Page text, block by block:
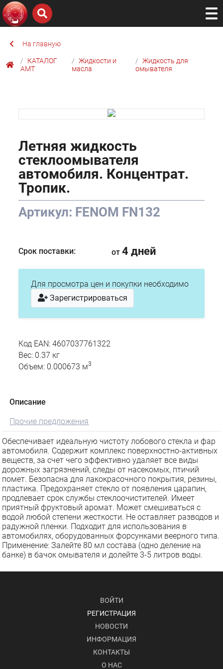
На главную
КАТАЛОГ
AMТ
Жидкости и
масла
Жидкость для
омывателя
Летняя жидкость
стеклоомывателя
автомобиля. Концентрат.
Тропик.
Артикул: FENOM FN132
Срок поставки: от 4 дней
Для просмотра цен и покупки необходимо
Зарегистрироваться
Код EAN: 4607037761322
Вес: 0.37 кг
Объем: 0.000673 м3
Описание
Прочие предложения
Обеспечивает идеальную чистоту лобового стекла и фар
автомобиля. Содержит комплекс поверхностно-активных
веществ, за счет чего эффективно удаляет все виды
дорожных загрязнений, следы от насекомых, птичий
помет. Безопасна для лакокрасочного покрытия, резины,
пластика. Предохраняет стекло от появления царапин,
продлевает срок службы стеклоочистителей. Имеет
приятный фруктовый аромат. Может смешиваться с
водой любой степени жесткости. Не оставляет разводов и
радужной пленки. Подходит для использования в
автомобилях, оборудованных форсунками веерного типа.
Применение: Залейте 80 мл состава (одно деление на
банке) в бачок омывателя и долейте 3-5 литров воды.
ВОЙТИ
РЕГИСТРАЦИЯ
НОВОСТИ
ИНФОРМАЦИЯ
КОНТАКТЫ
О НАС